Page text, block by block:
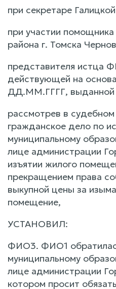
при секретаре
при участии
района г. Томска
представителя истца
действующей на
ДД.ММ.ГГГГ, выданной
рассмотрев в
гражданское дело по
муниципальному
лице администрации
изъятии жилого
прекращением права
выкупной цены за
помещение,
УСТАНОВИЛ:
ФИО3. ФИО1
муниципальному
лице администрации
котором просит